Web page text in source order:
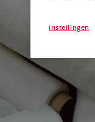
instellingen